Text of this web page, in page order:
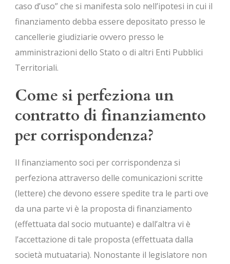
caso d’uso” che si manifesta solo nell’ipotesi in cui il
finanziamento debba essere depositato presso le
cancellerie giudiziarie ovvero presso le
amministrazioni dello Stato o di altri Enti Pubblici
Territoriali.
Come si perfeziona un
contratto di finanziamento
per corrispondenza?
Il finanziamento soci per corrispondenza si
perfeziona attraverso delle comunicazioni scritte
(lettere) che devono essere spedite tra le parti ove
da una parte vi è la proposta di finanziamento
(effettuata dal socio mutuante) e dall’altra vi è
l’accettazione di tale proposta (effettuata dalla
società mutuataria). Nonostante il legislatore non